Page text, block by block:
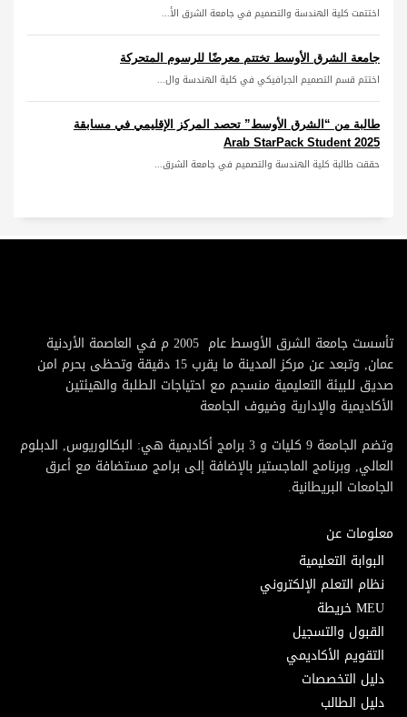
اختتمت كلية الهندسة والتصميم في جامعة الشرق الأ...
جامعة الشرق الأوسط تختتم معرضًا للرسوم المتحركة
اختتم قسم التصميم الجرافيكي في كلية الهندسة وال...
طالبة من “الشرق الأوسط” تحصد المركز الإقليمي في مسابقة
Arab StarPack Student 2025
حققت طالبة كلية الهندسة والتصميم في جامعة الشرق...
تأسست جامعة الشرق الأوسط عام 2005 م في العاصمة الأردنية
عمان, وتبعد عن مركز المدينة ما يقرب 15 دقيقة وتحظى بحرم امن
صديق للبيئة التعليمية منسجم مع احتياجات الطلبة والهيئتين
الأكاديمية والإدارية وضيوف الجامعة
وتضم الجامعة 9 كليات و 3 برامج أكاديمية هي: البكالوريوس, الدبلوم
العالي, وبرنامج الماجستير بالإضافة إلى برامج مستضافة مع أعرق
الجامعات البريطانية.
معلومات عن
البوابة التعليمية
نظام التعلم الإلكتروني
MEU خريطة
القبول والتسجيل
التقويم الأكاديمي
دليل التخصصات
دليل الطالب